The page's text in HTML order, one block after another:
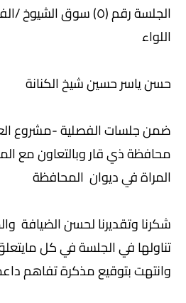
الجلسة رقم (٥) سوق
اللواء
حسن ياسر حسين شيخ الكنانة
ضمن جلسات الفصلية -مشروع
محافظة ذي قار وبالتعاون مع
المراة في ديوان المحافظة
شكرنا وتقديرنا لحسن الضيافة
تناولها في الجلسة في كل
وانتهت بتوقيع مذكرة تفاهم